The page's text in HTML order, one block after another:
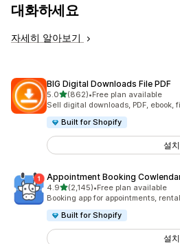
대화하세요
자세히 알아보기
BIG Digital Downloads File PDF
5.0별 5개 중
(862)
총 리뷰 862개
•Free plan available
Sell digital downloads, PDF,
Built for Shopify
설치
Appointment Booking
4.9별 5개 중
(2,145)
총 리뷰 2145개
•Free plan available
Booking app for appointments,
Built for Shopify
설치